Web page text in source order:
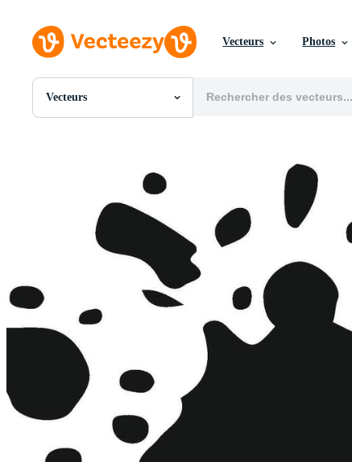
Vecteurs Photos
Vecteurs
Toutes Images
Vecteurs
Vidéos
Motion graphics
Images Éditoriales
Événements Éditoriaux